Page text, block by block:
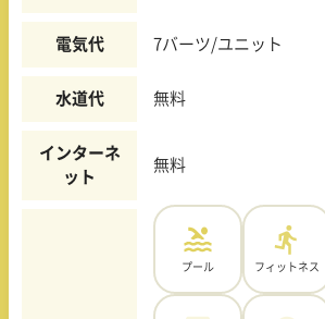
電気代 7バーツ/ユニット
水道代 無料
インターネ
ット
無料
プール フィットネス